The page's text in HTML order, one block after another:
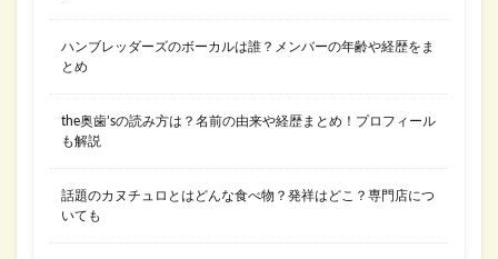
ハンブレッダーズのボーカルは誰？メンバーの年齢や経歴をま
とめ
the奥歯’sの読み方は？名前の由来や経歴まとめ！プロフィール
も解説
話題のカヌチュロとはどんな食べ物？発祥はどこ？専門店につ
いても